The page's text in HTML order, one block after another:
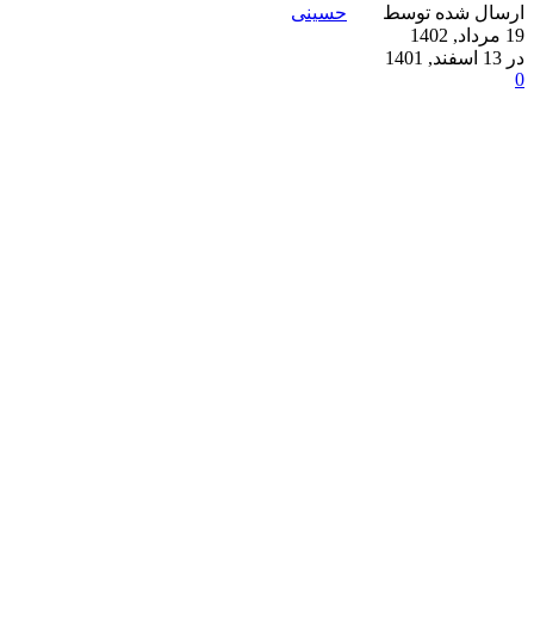
ارسال شده توسط
حسینی
19 مرداد, 1402
در 13 اسفند, 1401
0